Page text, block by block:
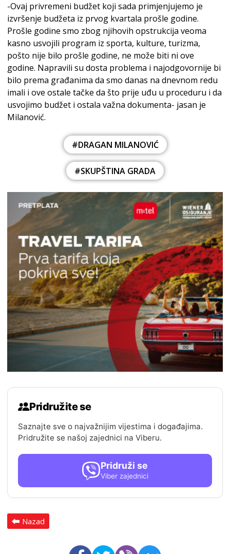
-Ovaj privremeni budžet koji sada primjenjujemo je
izvršenje budžeta iz prvog kvartala prošle godine.
Prošle godine smo zbog njihovih opstrukcija veoma
kasno usvojili program iz sporta, kulture, turizma,
pošto nije bilo prošle godine, ne može biti ni ove
godine. Napravili su dosta problema i najodgovornije bi
bilo prema građanima da smo danas na dnevnom redu
imali i ove ostale tačke da što prije uđu u proceduru i da
usvojimo budžet i ostala važna dokumenta- jasan je
Milanović.
#DRAGAN MILANOVIĆ
#SKUPŠTINA GRADA
Pridružite se
Saznajte sve o najvažnijim vijestima i događajima.
Pridružite se našoj zajednici na Viberu.
Pridruži se
Viber zajednici
Nazad